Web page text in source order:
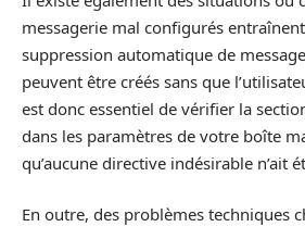
messagerie mal configurés
suppression automatique de
peuvent être créés sans que
est donc essentiel de vérifier la
dans les paramètres de votre boîte
qu’aucune directive indésirable n’ait
En outre, des problèmes techniques